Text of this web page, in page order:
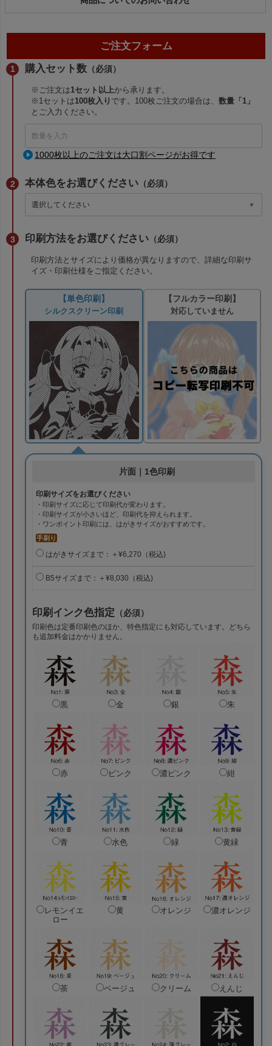
ご注文フォーム
購入セット数 （必須）
※ご注文は1セット以上から承ります。
※1セットは100枚入り です。100枚ご注文の場合は、数量「1」
とご入力ください。
1000枚以上のご注文は大口割ページがお得です
本体色をお選びください （必須）
印刷方法をお選びください （必須）
印刷方法とサイズにより価格が異なりますので、詳細な印刷サ
イズ・印刷仕様をご指定ください。
【単色印刷】
シルクスクリーン印刷
【フルカラー印刷】
対応していません
片面｜1色印刷
印刷サイズをお選びください
・印刷サイズに応じて印刷代が変わります。
・印刷サイズが小さいほど、印刷代を抑えられます。
・ワンポイント印刷には、はがきサイズがおすすめです。
手刷り
はがきサイズまで：＋¥6,270（税込)
B5サイズまで：＋¥8,030（税込)
印刷インク色指定 （必須）
印刷色は定番印刷色のほか、特色指定にも対応しています。どちら
も追加料金はかかりません。
黒 金 銀 朱
赤 ピンク 濃ピンク 紺
青 水色 緑 黄緑
レモンイエ
ロー
黄 オレンジ 濃オレンジ
茶 ベージュ クリーム えんじ